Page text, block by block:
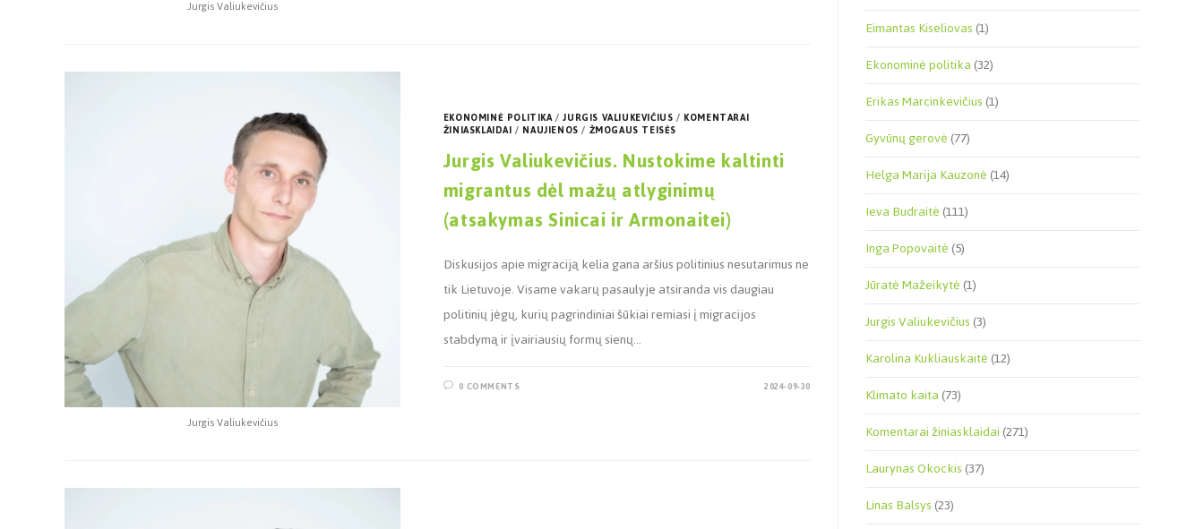
Jurgis Valiukevičius
Jurgis Valiukevičius
EKONOMINĖ POLITIKA/JURGIS VALIUKEVIČIUS/ KOMENTARAI
ŽINIASKLAIDAI/ NAUJIENOS/ ŽMOGAUS TEISĖS
Jurgis Valiukevičius. Nustokime kaltinti
migrantus dėl mažų atlyginimų
(atsakymas Sinicai ir Armonaitei)
Diskusijos apie migraciją kelia gana aršius politinius nesutarimus ne
tik Lietuvoje. Visame vakarų pasaulyje atsiranda vis daugiau
politinių jėgų, kurių pagrindiniai šūkiai remiasi į migracijos
stabdymą ir įvairiausių formų sienų…
0 COMMENTS 2024-09-30
Eimantas Kiseliovas(1)
Ekonominė politika(32)
Erikas Marcinkevičius(1)
Gyvūnų gerovė(77)
Helga Marija Kauzonė(14)
Ieva Budraitė(111)
Inga Popovaitė(5)
Jūratė Mažeikytė(1)
Jurgis Valiukevičius(3)
Karolina Kukliauskaitė(12)
Klimato kaita(73)
Komentarai žiniasklaidai(271)
Laurynas Okockis(37)
Linas Balsys(23)